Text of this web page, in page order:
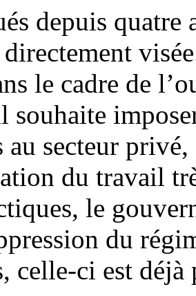
depuis
le cadre de
souhaite
au secteur
du travail
le
du
celle-ci est